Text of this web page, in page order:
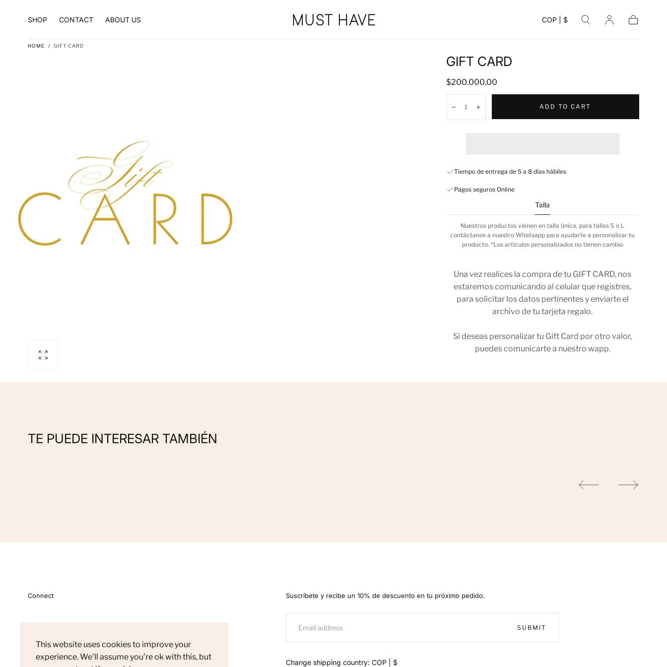
This website uses cookies to improve your
experience. We'll assume you're ok with this, but
SHOP CONTACT ABOUT US COP | $
Open
0
HOME / GIFT CARD
GIFT CARD
Regular
price
$200.000,00
DecreaseIncrease ADD TO CART
Tiempo de entrega de 5 a 8 días hábiles
Pagos seguros Online
Talla
Nuestros productos vienen en talla única, para tallas S o L
contáctanos a nuestro Whatsapp para ayudarte a personalizar tu
producto. *Los artículos personalizados no tienen cambio
Una vez realices la compra de tu GIFT CARD, nos
estaremos comunicando al celular que registres,
para solicitar los datos pertinentes y enviarte el
archivo de tu tarjeta regalo.
Si deseas personalizar tu Gift Card por otro valor,
puedes comunicarte a nuestro wapp.
TE PUEDE INTERESAR TAMBIÉN
Connect Suscríbete y recibe un 10% de descuento en tu próximo pedido.
EMAIL
SUBMIT
Change shipping country: COP | $